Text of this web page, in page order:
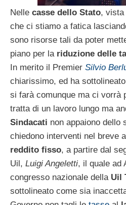
Nelle casse dello Stato, vista
che ci stiamo a fatica
sono risorse tali da poter
piano per la riduzione delle
In merito il Premier Silvio
chiarissimo, ed ha
si farà comunque ma ci vorrà
tratta di un lavoro lungo ma
Sindacati non appaiono dello
chiedono interventi nel breve
reddito fisso, a partire dal
Uil, Luigi Angeletti, il quale ad
congresso nazionale della Uil
sottolineato come sia